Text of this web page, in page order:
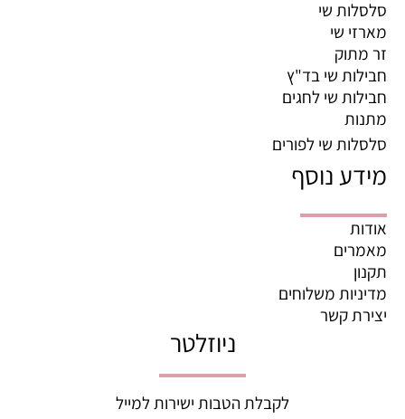
סלסלות שי
מארזי שי
זר מתוק
חבילות שי בד"ץ
חבילות שי לחגים
מתנות
סלסלות שי לפורים
מידע נוסף
אודות
מאמרים
תקנון
מדיניות משלוחים
יצירת קשר
ניוזלטר
לקבלת הטבות ישירות למייל